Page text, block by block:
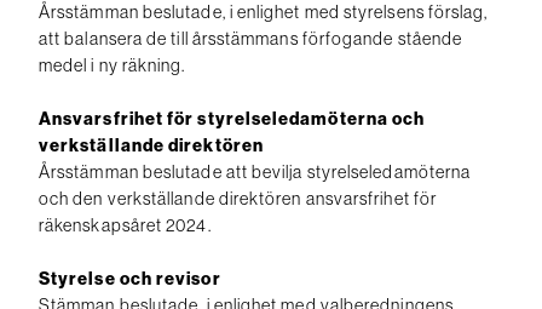
Årsstämman beslutade, i enlighet med styrelsens förslag,
att balansera de till årsstämmans förfogande stående
medel i ny räkning.
Ansvarsfrihet för styrelseledamöterna och
verkställande direktören
Årsstämman beslutade att bevilja styrelseledamöterna
och den verkställande direktören ansvarsfrihet för
räkenskapsåret 2024.
Styrelse och revisor